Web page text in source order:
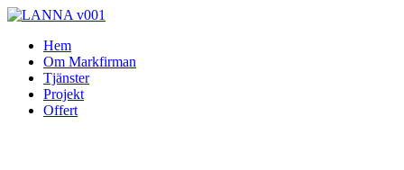
Skip
contentHem
Om Markfirman
Tjänster
Projekt
Offert